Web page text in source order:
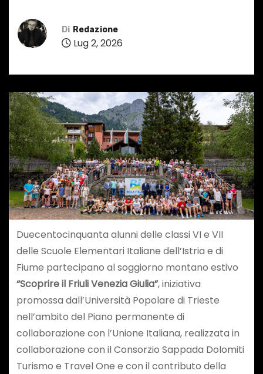
Di Redazione
Lug 2, 2026
Duecentocinquanta alunni delle classi VI e VII
delle Scuole Elementari Italiane dell’Istria e di
Fiume partecipano al soggiorno montano estivo
“Scoprire il Friuli Venezia Giulia”, iniziativa
promossa dall’Università Popolare di Trieste
nell’ambito del Piano permanente di
collaborazione con l’Unione Italiana, realizzata in
collaborazione con il Consorzio Sappada Dolomiti
Turismo e Travel One e con il contributo della